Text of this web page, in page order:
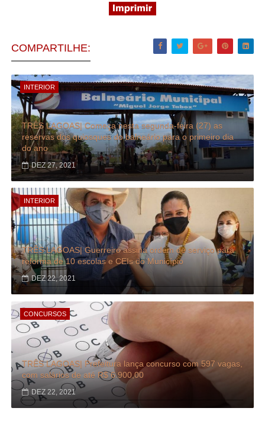
COMPARTILHE:
INTERIOR
TRÊS LAGOAS| Começa nesta segunda-feira (27) as
reservas dos quiosques do balneário para o primeiro dia
do ano
DEZ 27, 2021
INTERIOR
TRÊS LAGOAS| Guerreiro assina ordem de serviço para
reforma de 10 escolas e CEIs do Município
DEZ 22, 2021
CONCURSOS
TRÊS LAGOAS| Prefeitura lança concurso com 597 vagas,
com salários de até R$ 6.900,00
DEZ 22, 2021